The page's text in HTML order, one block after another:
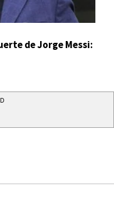
de Jorge Messi: